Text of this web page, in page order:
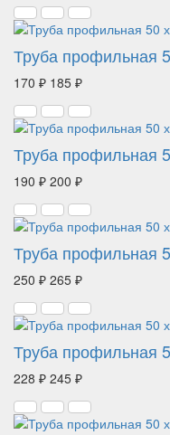
Труба профильная
170 ₽ 185 ₽
Труба профильная
190 ₽ 200 ₽
Труба профильная
250 ₽ 265 ₽
Труба профильная
228 ₽ 245 ₽